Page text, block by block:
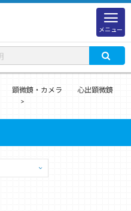
メニュー
顕微鏡・カメラ 心出顕微鏡